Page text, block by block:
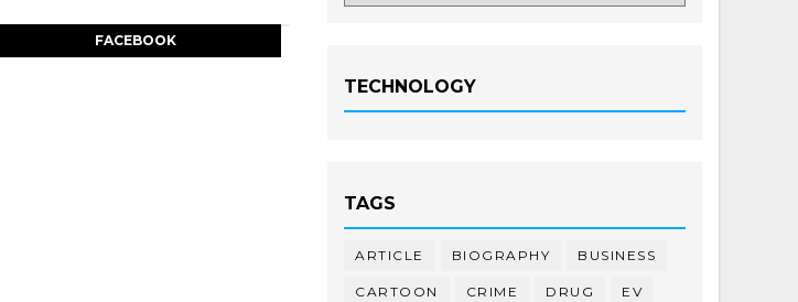
FACEBOOK
TECHNOLOGY
TAGS
ARTICLE BIOGRAPHY BUSINESS
CARTOON CRIME DRUG EV